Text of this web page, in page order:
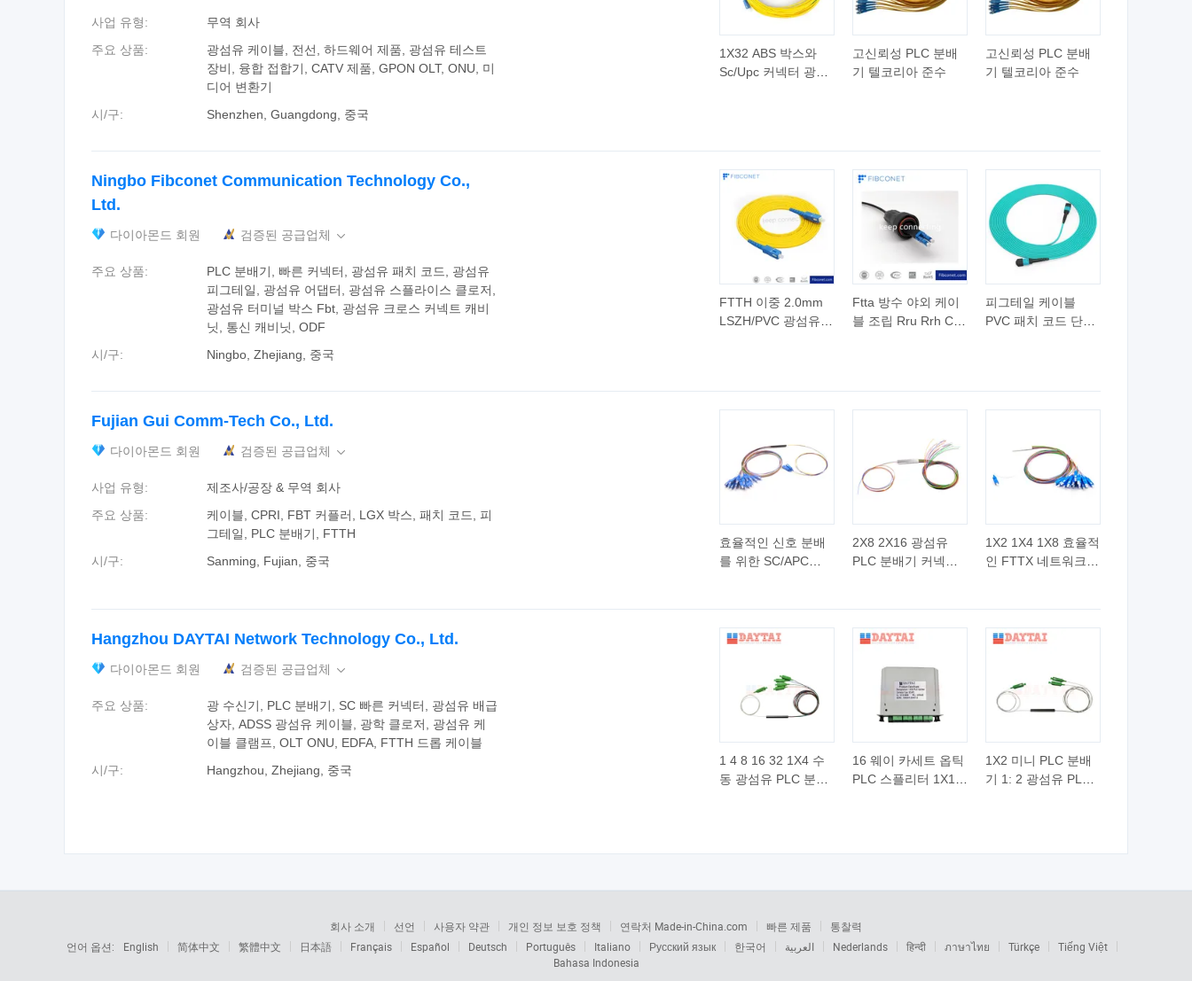
1X32 ABS 박스와
Sc/Upc 커넥터 광섬
고신뢰성 PLC 분배
기 텔코리아 준수
고신뢰성 PLC 분배
기 텔코리아 준수
사업 유형:
무역 회사
주요 상품:
광섬유 케이블, 전선, 하드웨어 제품, 광섬유 테스트
장비, 융합 접합기, CATV 제품, GPON OLT, ONU, 미
디어 변환기
시/구:
Shenzhen, Guangdong, 중국
FTTH 이중 2.0mm
LSZH/PVC 광섬유
Ftta 방수 야외 케이
블 조립 Rru Rrh Cpri
피그테일 케이블
PVC 패치 코드 단일
Ningbo Fibconet Communication Technology Co.,
Ltd.
다이아몬드 회원 검증된 공급업체 
주요 상품:
PLC 분배기, 빠른 커넥터, 광섬유 패치 코드, 광섬유
피그테일, 광섬유 어댑터, 광섬유 스플라이스 클로저,
광섬유 터미널 박스 Fbt, 광섬유 크로스 커넥트 캐비
닛, 통신 캐비닛, ODF
시/구:
Ningbo, Zhejiang, 중국
효율적인 신호 분배
를 위한 SC/APC
2X8 2X16 광섬유
PLC 분배기 커넥터
1X2 1X4 1X8 효율적
인 FTTX 네트워크를
Fujian Gui Comm-Tech Co., Ltd.
다이아몬드 회원 검증된 공급업체 
사업 유형:
제조사/공장 & 무역 회사
주요 상품:
케이블, CPRI, FBT 커플러, LGX 박스, 패치 코드, 피
그테일, PLC 분배기, FTTH
시/구:
Sanming, Fujian, 중국
1 4 8 16 32 1X4 수
동 광섬유 PLC 분배
16 웨이 카세트 옵틱
PLC 스플리터 1X16
1X2 미니 PLC 분배
기 1: 2 광섬유 PLC
Hangzhou DAYTAI Network Technology Co., Ltd.
다이아몬드 회원 검증된 공급업체 
주요 상품:
광 수신기, PLC 분배기, SC 빠른 커넥터, 광섬유 배급
상자, ADSS 광섬유 케이블, 광학 클로저, 광섬유 케
이블 클램프, OLT ONU, EDFA, FTTH 드롭 케이블
시/구:
Hangzhou, Zhejiang, 중국
회사 소개 선언 사용자 약관 개인 정보 보호 정책 연락처 Made-in-China.com 빠른 제품
통찰력
언어 옵션:
English 简体中文 繁體中文 日本語 Français Español Deutsch Português Italiano Русский язык 한국어 العربية Nederlands हिन्दी ภาษาไทย Türkçe
Tiếng Việt
Bahasa Indonesia